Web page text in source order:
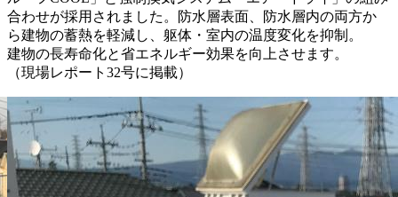
合わせが採用されました。防水層表面、防水層内の両方か
ら建物の蓄熱を軽減し、躯体・室内の温度変化を抑制。
建物の長寿命化と省エネルギー効果を向上させます。
（現場レポート32号に掲載）